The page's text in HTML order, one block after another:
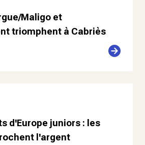
Maligo et
triomphent à Cabriès
d'Europe juniors : les
l'argent